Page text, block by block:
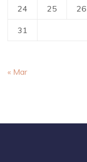
24 25 26
31
« Mar